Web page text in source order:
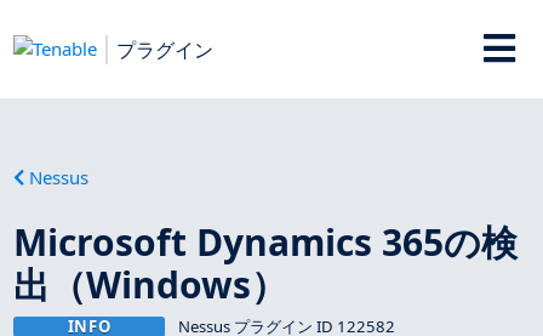
プラグイン
Nessus
Microsoft Dynamics 365の検
出（Windows）
INFO Nessus プラグイン ID 122582